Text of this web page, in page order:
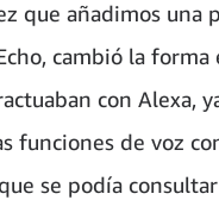
que añadimos una
cambió la forma
con Alexa,
funciones de voz
se podía